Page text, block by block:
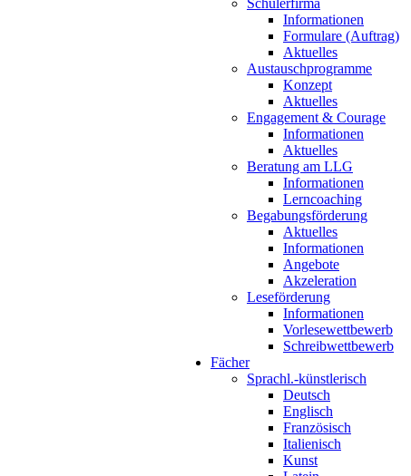
Schülerfirma
Informationen
Formulare (Auftrag)
Aktuelles
Austauschprogramme
Konzept
Aktuelles
Engagement & Courage
Informationen
Aktuelles
Beratung am LLG
Informationen
Lerncoaching
Begabungsförderung
Aktuelles
Informationen
Angebote
Akzeleration
Leseförderung
Informationen
Vorlesewettbewerb
Schreibwettbewerb
Fächer
Sprachl.-künstlerisch
Deutsch
Englisch
Französisch
Italienisch
Kunst